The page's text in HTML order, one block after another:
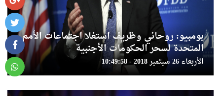
بومبيو: روحاني وظريف استغلا اجتماعات الأمم
المتحدة لسحر الحكومات الأجنبية
الأربعاء 26 سبتمبر 2018 - 10:49:58